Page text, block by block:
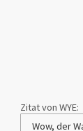
Zitat von WYE:
Wow, der